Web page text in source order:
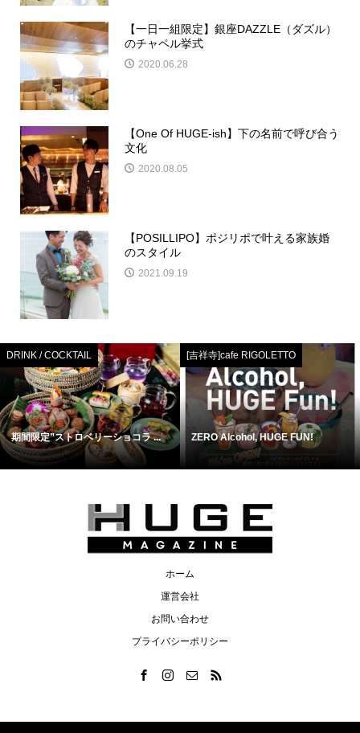
【一日一組限定】銀座DAZZLE（ダズル）
のチャペル挙式
2020.06.28
【One Of HUGE-ish】下の名前で呼び合う
文化
2020.08.05
【POSILLIPO】ポジリポで叶える家族婚
のスタイル
2021.09.19
DRINK / COCKTAIL
期間限定”ストロベリーショコラ ...
[吉祥寺]cafe RIGOLETTO
ZERO Alcohol, HUGE FUN!
ホーム
運営会社
お問い合わせ
プライバシーポリシー